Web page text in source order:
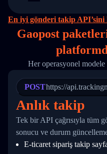
16
17
20
21
22
23
24
25
27
28
29
"phone":
          {
          },
          {
          }
        ]
En iyi gönderi takip API’sini
Gaopost
Her operasyonel
POSThttps://
Anlık takip
Tek bir API çağrısıyla tüm
sonucu ve durum
E-ticaret sipariş takip